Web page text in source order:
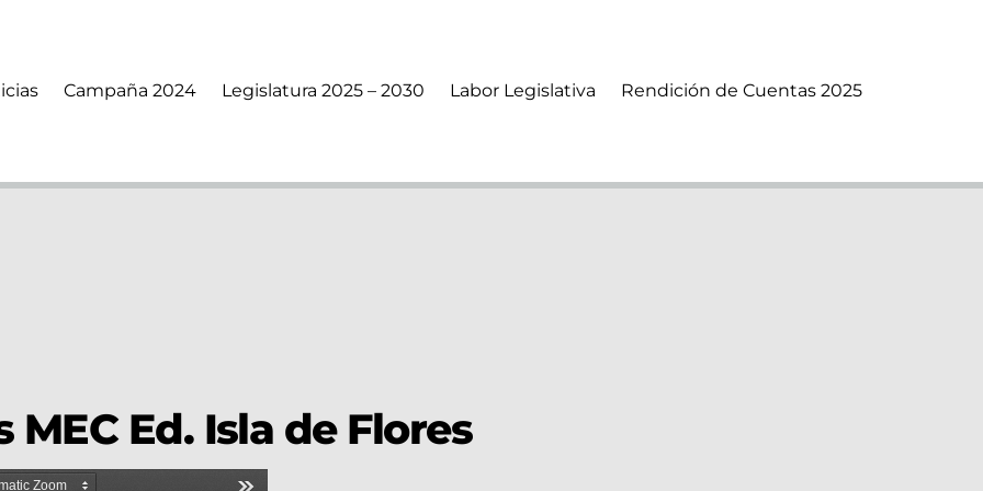
Campaña 2024 Legislatura 2025 – 2030 Labor Legislativa Rendición de Cuentas 2025
Ed. Isla de Flores